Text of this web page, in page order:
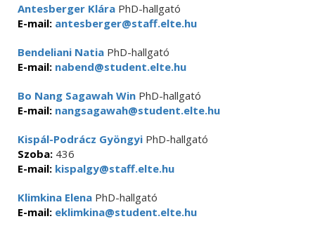
Antesberger Klára PhD-hallgató
E-mail: antesberger@staff.elte.hu
Bendeliani Natia PhD-hallgató
E-mail: nabend@student.elte.hu
Bo Nang Sagawah Win PhD-hallgató
E-mail: nangsagawah@student.elte.hu
Kispál-Podrácz Gyöngyi PhD-hallgató
Szoba: 436
E-mail: kispalgy@staff.elte.hu
Klimkina Elena PhD-hallgató
E-mail: eklimkina@student.elte.hu